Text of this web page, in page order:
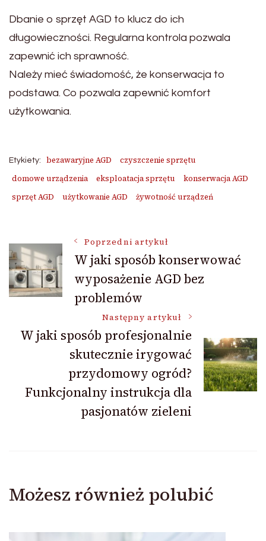
Dbanie o sprzęt AGD to klucz do ich
długowieczności. Regularna kontrola pozwala
zapewnić ich sprawność.
Należy mieć świadomość, że konserwacja to
podstawa. Co pozwala zapewnić komfort
użytkowania.
Etykiety: bezawaryjne AGD
czyszczenie sprzętu
domowe urządzenia
eksploatacja sprzętu
konserwacja AGD
sprzęt AGD
użytkowanie AGD żywotność urządzeń
Nawigacja
wpisu
Poprzedni artykuł
W jaki sposób konserwować
wyposażenie AGD bez
problemów
Następny artykuł
W jaki sposób profesjonalnie
skutecznie irygować
przydomowy ogród?
Funkcjonalny instrukcja dla
pasjonatów zieleni
Możesz również polubić